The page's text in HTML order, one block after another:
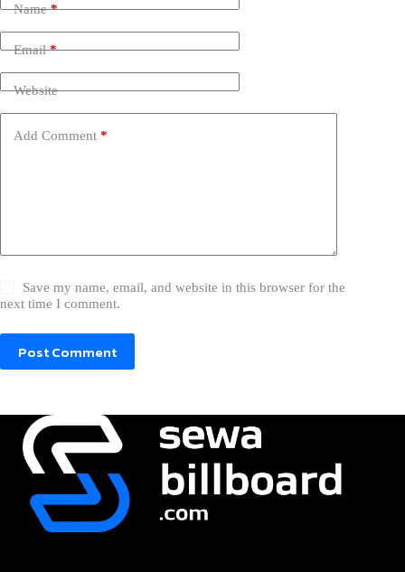
Name*
Email*
Website
Add Comment *
Save my name, email, and website in this browser for the
next time I comment.
Post Comment